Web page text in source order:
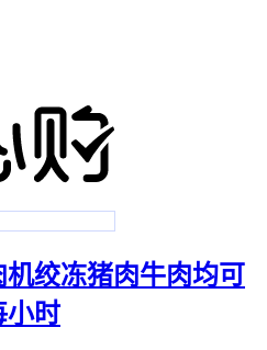
机绞冻猪肉牛肉均可
小时